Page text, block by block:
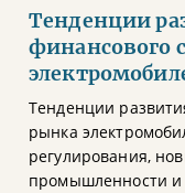
Тенденции
финансового
Тенденции
рынка
регулирования,
промышленности и